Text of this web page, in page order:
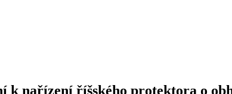
k nařízení říšského protektora o